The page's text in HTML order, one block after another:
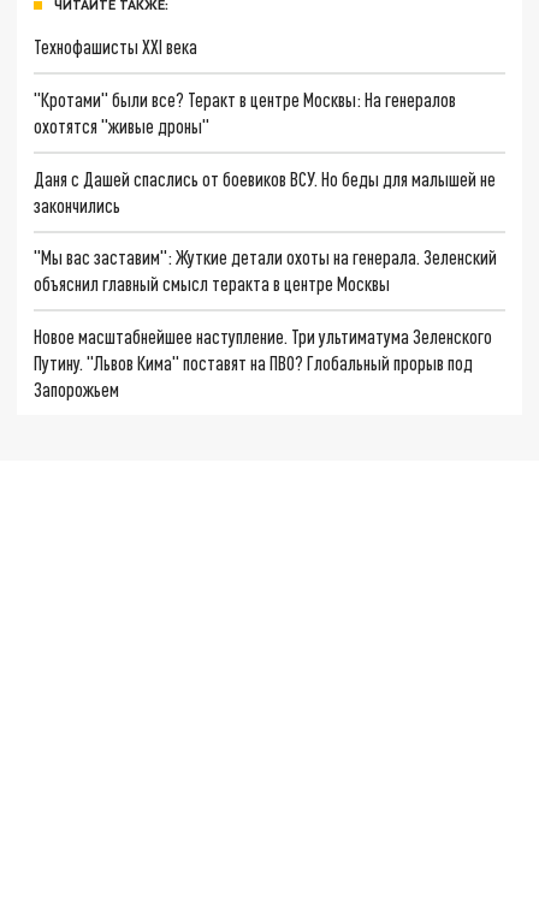
ЧИТАЙТЕ ТАКЖЕ:
Технофашисты XXI века
"Кротами" были все? Теракт в центре Москвы: На генералов
охотятся "живые дроны"
Даня с Дашей спаслись от боевиков ВСУ. Но беды для малышей не
закончились
"Мы вас заставим": Жуткие детали охоты на генерала. Зеленский
объяснил главный смысл теракта в центре Москвы
Новое масштабнейшее наступление. Три ультиматума Зеленского
Путину. "Львов Кима" поставят на ПВО? Глобальный прорыв под
Запорожьем